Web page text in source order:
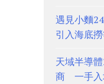
遇見小麵
引入海底
天域半導
商 一手入